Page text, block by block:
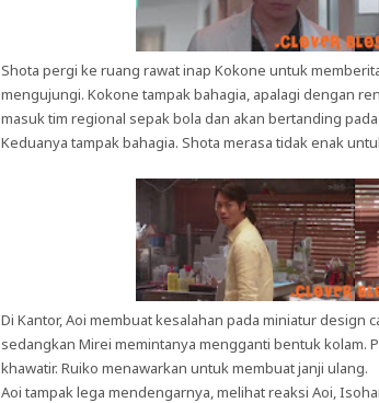
Shota pergi ke ruang rawat inap Kokone untuk
mengujungi. Kokone tampak bahagia, apalagi dengan
masuk tim regional sepak bola dan akan bertanding
Keduanya tampak bahagia. Shota merasa tidak enak
Di Kantor, Aoi membuat kesalahan pada miniatur
sedangkan Mirei memintanya mengganti bentuk kolam.
khawatir. Ruiko menawarkan untuk membuat janji ulang.
Aoi tampak lega mendengarnya, melihat reaksi Aoi,